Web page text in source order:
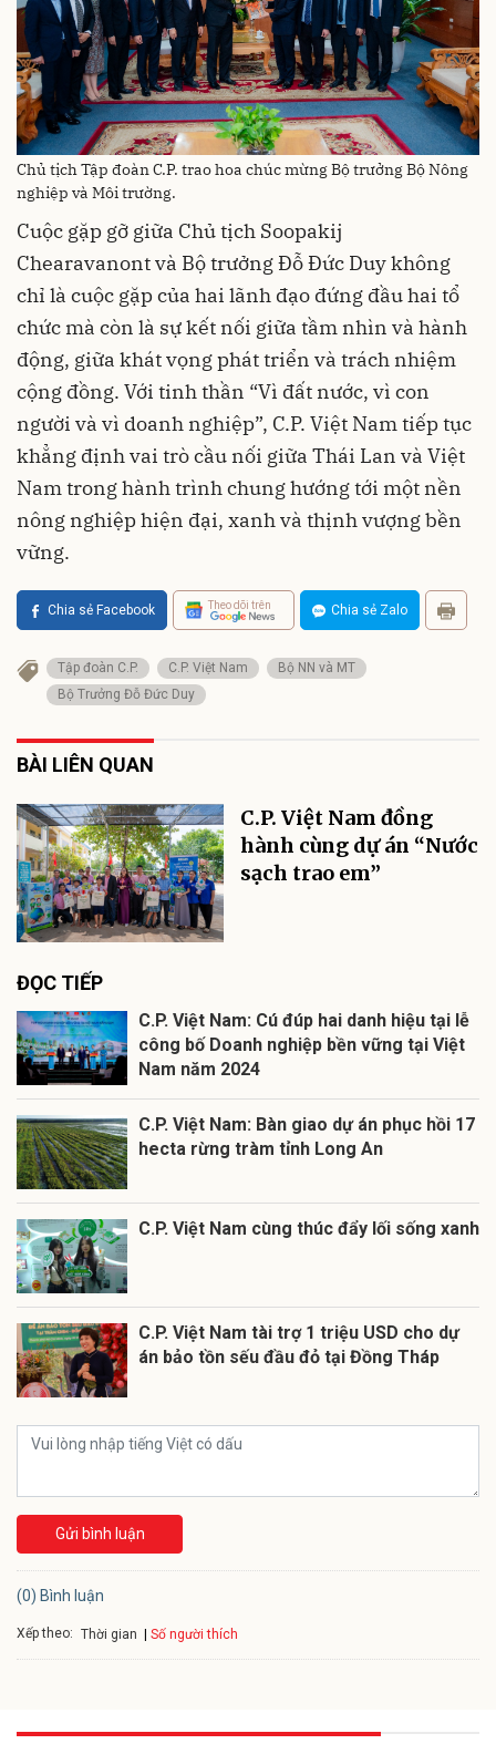
Chủ tịch Tập đoàn C.P. trao hoa chúc mừng Bộ trưởng Bộ Nông
nghiệp và Môi trường.
Cuộc gặp gỡ giữa Chủ tịch Soopakij
Chearavanont và Bộ trưởng Đỗ Đức Duy không
chỉ là cuộc gặp của hai lãnh đạo đứng đầu hai tổ
chức mà còn là sự kết nối giữa tầm nhìn và hành
động, giữa khát vọng phát triển và trách nhiệm
cộng đồng. Với tinh thần “Vì đất nước, vì con
người và vì doanh nghiệp”, C.P. Việt Nam tiếp tục
khẳng định vai trò cầu nối giữa Thái Lan và Việt
Nam trong hành trình chung hướng tới một nền
nông nghiệp hiện đại, xanh và thịnh vượng bền
vững.
Chia sẻ Facebook Theo dõi trên Chia sẻ Zalo
Tập đoàn C.P. C.P. Việt Nam
Bộ NN và MT
Bộ Trưởng Đỗ Đức Duy
BÀI LIÊN QUAN
C.P. Việt Nam đồng
hành cùng dự án “Nước
sạch trao em”
ĐỌC TIẾP
C.P. Việt Nam: Cú đúp hai danh hiệu tại lễ
công bố Doanh nghiệp bền vững tại Việt
Nam năm 2024
C.P. Việt Nam: Bàn giao dự án phục hồi 17
hecta rừng tràm tỉnh Long An
C.P. Việt Nam cùng thúc đẩy lối sống xanh
C.P. Việt Nam tài trợ 1 triệu USD cho dự
án bảo tồn sếu đầu đỏ tại Đồng Tháp
Gửi bình luận
(0) Bình luận
Xếp theo: Thời gian Số người thích